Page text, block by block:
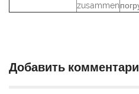
zusammen
Добавить